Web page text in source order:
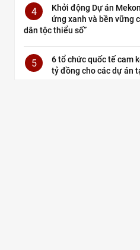
4
Khởi động Dự án
ứng xanh và bền vững
dân tộc thiểu số”
5
6 tổ chức quốc tế cam
tỷ đồng cho các dự án